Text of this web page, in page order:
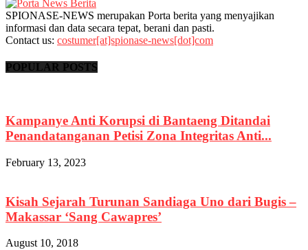
SPIONASE-NEWS merupakan Porta berita yang menyajikan
informasi dan data secara tepat, berani dan pasti.
Contact us: costumer[at]spionase-news[dot]com
POPULAR POSTS
Kampanye Anti Korupsi di Bantaeng Ditandai
Penandatanganan Petisi Zona Integritas Anti...
February 13, 2023
Kisah Sejarah Turunan Sandiaga Uno dari Bugis –
Makassar ‘Sang Cawapres’
August 10, 2018